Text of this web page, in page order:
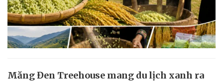
Măng Đen Treehouse mang du lịch xanh ra